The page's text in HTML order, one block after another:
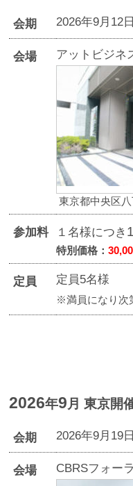
会期 2026年9月12
会場 アットビジネ
東京都中央区
参加料 １名様につき
特別価格：
定員 定員5名様
※満員になり次
2026年9月 東京開
会期 2026年9月19
会場 CBRSフォー